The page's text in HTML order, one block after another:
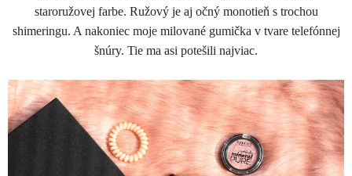
staroružovej farbe. Ružový je aj očný monotieň s trochou
shimeringu. A nakoniec moje milované gumička v tvare telefónnej
šnúry. Tie ma asi potešili najviac.